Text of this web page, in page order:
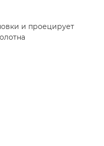
и проецирует